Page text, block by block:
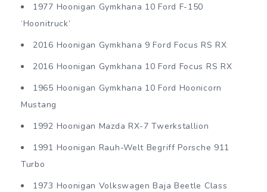
1977 Hoonigan Gymkhana 10 Ford F-150
‘Hoonitruck’
2016 Hoonigan Gymkhana 9 Ford Focus RS RX
2016 Hoonigan Gymkhana 10 Ford Focus RS RX
1965 Hoonigan Gymkhana 10 Ford Hoonicorn
Mustang
1992 Hoonigan Mazda RX-7 Twerkstallion
1991 Hoonigan Rauh-Welt Begriff Porsche 911
Turbo
1973 Hoonigan Volkswagen Baja Beetle Class